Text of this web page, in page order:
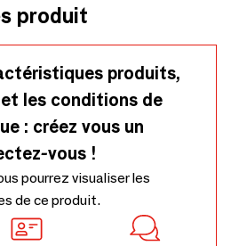
produit
produits,
les conditions de
: créez vous un
vous !
pourrez visualiser les
de ce produit.